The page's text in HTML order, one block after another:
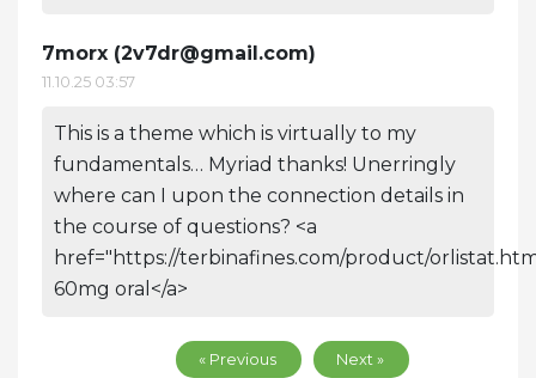
7morx (2v7dr@gmail.com)
11.10.25 03:57
This is a theme which is virtually to my
fundamentals… Myriad thanks! Unerringly
where can I upon the connection details in
the course of questions? <a
href="https://terbinafines.com/product/
60mg oral</a>
« Previous Next »